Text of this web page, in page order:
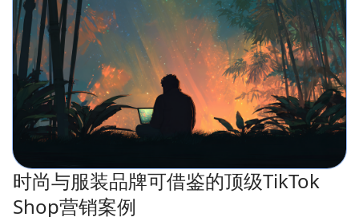
时尚与服装品牌可借鉴的顶级TikTok
Shop营销案例